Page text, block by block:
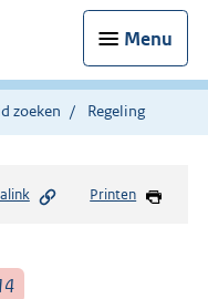
Menu
zoeken Regeling
Printen